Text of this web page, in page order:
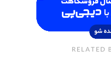
RELATED